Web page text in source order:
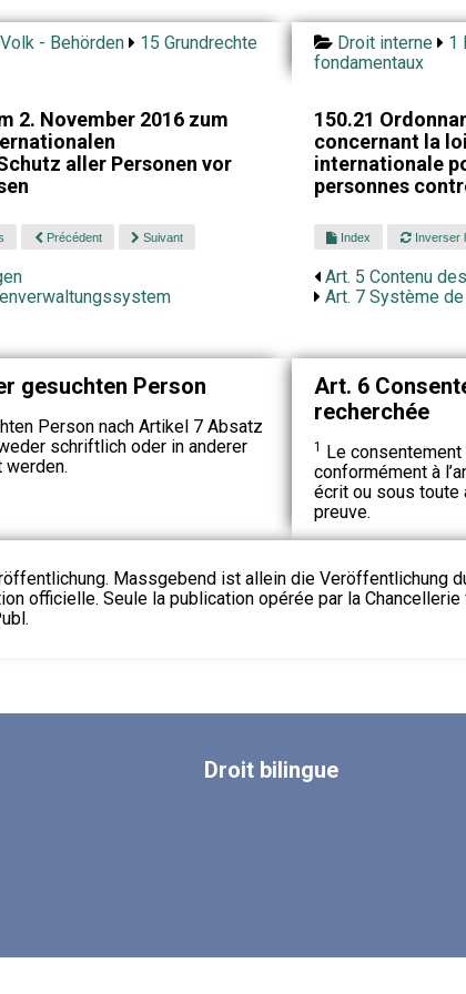
- Behörden 15 Grundrechte Droit interne 1
fondamentaux
2. November 2016 zum
aller Personen vor
150.21
concernant la
internationale
personnes
Précédent Suivant Index Inverser
Art. 5 Contenu
Art. 7 Système
gesuchten Person
Person nach Artikel 7 Absatz
schriftlich oder in anderer
werden.
Art. 6
recherchée
1 Le
conformément à
écrit ou sous toute
preuve.
Massgebend ist allein die Veröffentlichung
officielle. Seule la publication opérée par la
Droit bilingue